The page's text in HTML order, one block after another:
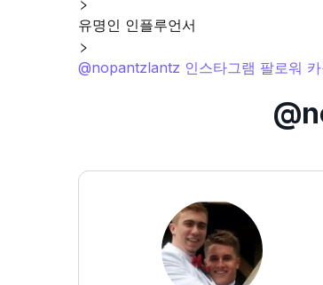
유명인 인플루언서
@nopantzlantz 인스타그램 팔로워